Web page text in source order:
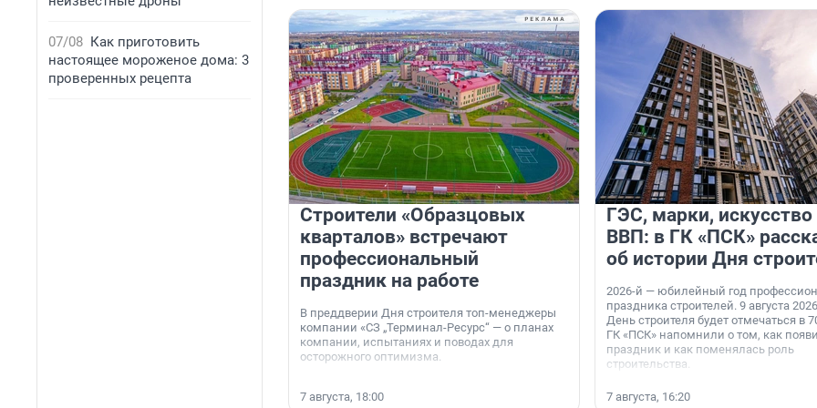
07/08 Как приготовить
настоящее мороженое дома: 3
проверенных рецепта
Строители «Образцовых
кварталов» встречают
профессиональный
праздник на работе
В преддверии Дня строителя топ-менеджеры
компании «СЗ „Терминал-Ресурс“ — о планах
компании, испытаниях и поводах для
осторожного оптимизма.
7 августа, 18:00
ГЭС, марки, искусство
ВВП: в ГК «ПСК»
об истории Дня
2026-й — юбилейный год
праздника строителей. 9 августа
День строителя будет отмечаться в
ГК «ПСК» напомнили о том, как
праздник и как поменялась роль
строительства.
7 августа, 16:20